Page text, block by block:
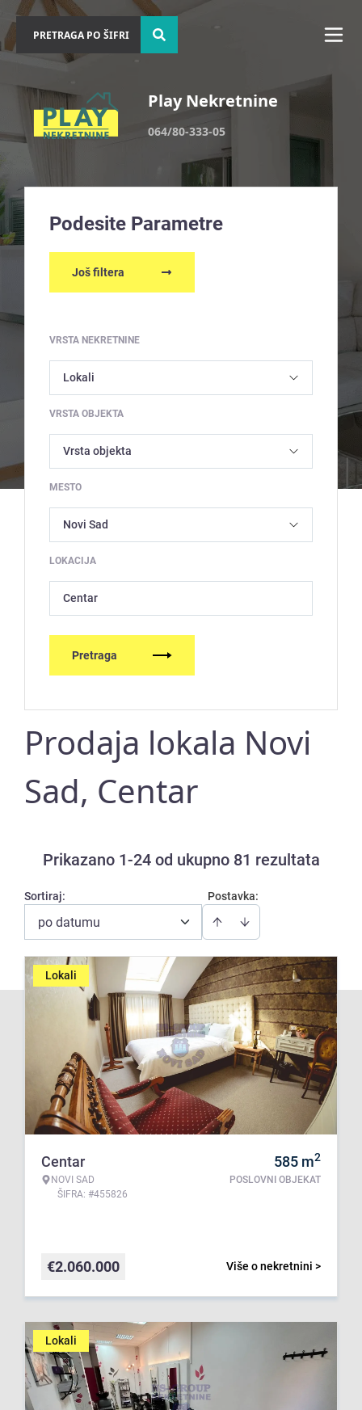
Play Nekretnine
064/80-333-05
Podesite Parametre
Još filtera
VRSTA NEKRETNINE
VRSTA OBJEKTA
MESTO
LOKACIJA
Centar
Pretraga
Prodaja lokala Novi
Sad, Centar
Prikazano 1-24 od ukupno 81 rezultata
Postavka:
Sortiraj:
po datumu
Lokali
Centar
NOVI SAD
ŠIFRA: #455826
585 m2
POSLOVNI OBJEKAT
Više o nekretnini >
€2.060.000
Lokali